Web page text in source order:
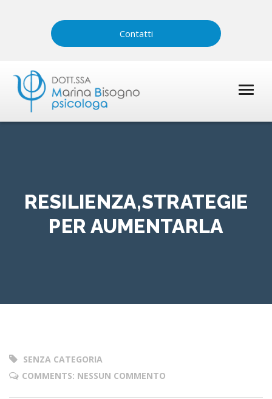
Contatti
RESILIENZA,STRATEGIE
PER AUMENTARLA
SENZA CATEGORIA
COMMENTS: NESSUN COMMENTO